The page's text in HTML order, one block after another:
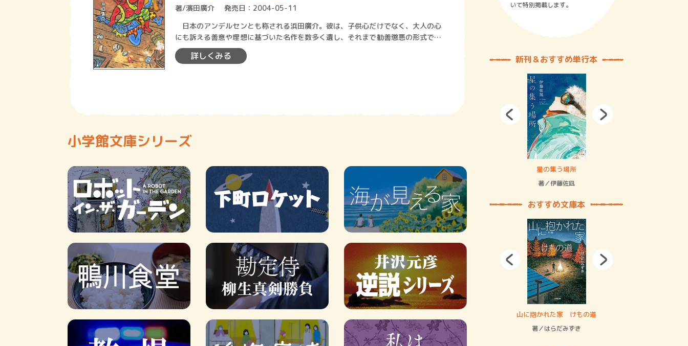
著/濱田廣介
発売日：2004-05-11
日本のアンデルセンとも称される浜田廣介。彼は、子供心だけでなく、大人の心
にも訴える善意や理想に基づいた名作を数多く遺し、それまで勧善懲悪の形式でし
か存在しなかった子供の読み物に新風を起…
詳しくみる
小学館文庫シリーズ
いて特別掲載します。
新刊＆おすすめ単行本
賞金稼ぎスリーサム！ 二重拘束の…
著／川瀬七緒
星の集う場所
著／伊藤佐凪
おすすめ文庫本
著／デボラ・イン…
山に抱かれた家 けもの道
著／はらだみずき